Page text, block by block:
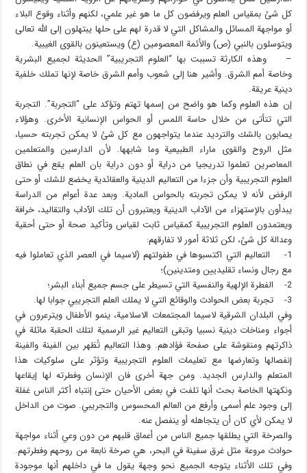
كل شئ بمقياس العلم ويرفضون كل ما هو غير علمي، لكنهم وأثناء وقوع البلاء
أو مواجهة المسائل والمشاكل التي لا قدرة لهم على حلها يبتهلون إلى الله تعالى
ويتوسلون بالنبي (ص) والأئمة المعصومين (ع) ويستعينون بالقوى الغيبية.
– وهذه الكارثة تسببت بها “العلوم التجريبية” الحديثة لجميع البشرية
وخاصة أمم الشرق. وأشير هنا إلى شعوب وأمم الشرق خاصة لإنها تملك خلفية
دينية عريقة.
إن هذه العلوم وكما هو واضح من إسمها تهتم وتؤكد على “التجربة”. التجربة
التي تتأتى من خلال حاسة اللمس أو الحواس الإنسانية الأخرى. وهؤلاء
يصابون بالشك والترديد عندما يتواجهون مع كل شئ لا يمكن تجربته حسيا،
مثل الروح والقوى ماراء الطبيعية وما شابهها. لأن الدارسين والمتعلمين
المعاصرين تعلموا تدريجيا من دراية أو دون دراية بان العلم يقع في نطاق
العلوم التجريبية وأن جزءا من التعاليم الدينية والعقائدية يخضع للشك أو حتى
الرفض لأنه لا يمكن تجربته بالحواس المادية. وبعد عدة أعوام من الدراسة
يبدأون بالإستهزاء من الآداب الدينية ويعتبرون أن تلك الآداب والتقاليد، خرافة
ويعتمدون العلوم التجريبية كمقياس ثابت لقياس وتأكيد صحة أو حتى أحقية
وعدالة كل شئ، لكن ثلاثة أمور لا تفارقهم:
1- التعاليم التي اكتسبوها في طفولتهم (لاسيما في العصر الذي تعاملوا فيه
مع رجال ونساء تقليديين ومتدينين)؛
2- الفطرة الإلهية والنفسية التي تسيطر على جسم جميع أبناء البشر؛
3- تجربة بعض الحوادث والوقائع التي لا يملك العلم التجريبي جوابا لها.
وفي البلدان الشرقية لاسيما المجتمعات الاسلامية، ينمو الأطفال ويترعرون في
أجواء ومناخات دينية نسبيا وتبقى التعاليم غير الرسمية لتلك الحقبة ماثلة في
ذاكرتهم ومنقوشة على صفحة فؤادهم. وهذا التعاليم تُظهر بين الفينة والفينة
إنفصالها وتعارضها مع تعليمات العلوم التجريبية وتؤثر على سلوكيات هذا
المتعلم والدارس الجديد. ومن جهة أخرى فان الإنسان وفطرته لها إيقاعها
ونكهتها الخاصة بحث أنها تلفت في بعض الأحيان حتى إنتباه أكثر الناس غفلة
إلى وجود علم أسمى وأرفع من العالم المحسوس والتجريبي. صوت من الداخل
لا يمكن لأي كان أن يتجاهله أو ينفصل عنه.
والصرخة التي يطلقها جميع الناس من أعماق قلبهم من دون وعي أثناء مواجهة
حوادث مروعة مثل غرق سفينة في البحر، هي صرخة نابعة من روحهم وفطرتهم.
وفي تلك الأثناء يتوجه الجميع نحو وجهة يقول ما في داخلهم أنها موجودة